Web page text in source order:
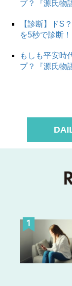
プ？『源氏物
【診断】ドS
を5秒で診断！
もしも平安
プ？『源氏物